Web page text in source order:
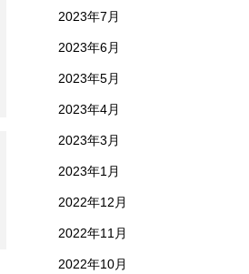
2023年7月
2023年6月
2023年5月
2023年4月
2023年3月
2023年1月
2022年12月
2022年11月
2022年10月